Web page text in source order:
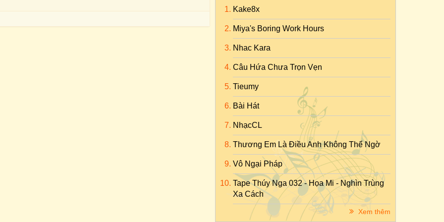
Kake8x
Miya's Boring Work Hours
Nhac Kara
Câu Hứa Chưa Trọn Vẹn
Tieumy
Bài Hát
NhạcCL
Thương Em Là Điều Anh Không Thể Ngờ
Vô Ngại Pháp
Tape Thúy Nga 032 - Họa Mi - Nghìn Trùng
Xa Cách
Xem thêm